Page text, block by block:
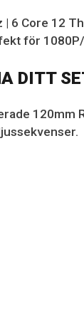
6 Core 12
för
DITT
120mm